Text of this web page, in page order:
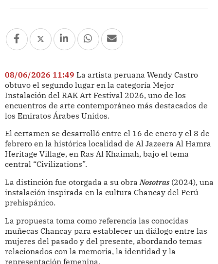
08/06/2026 11:49 La artista peruana Wendy Castro
obtuvo el segundo lugar en la categoría Mejor
Instalación del RAK Art Festival 2026, uno de los
encuentros de arte contemporáneo más destacados de
los Emiratos Árabes Unidos.
El certamen se desarrolló entre el 16 de enero y el 8 de
febrero en la histórica localidad de Al Jazeera Al Hamra
Heritage Village, en Ras Al Khaimah, bajo el tema
central “Civilizations”.
La distinción fue otorgada a su obraNosotras(2024), una
instalación inspirada en la cultura Chancay del Perú
prehispánico.
La propuesta toma como referencia las conocidas
muñecas Chancay para establecer un diálogo entre las
mujeres del pasado y del presente, abordando temas
relacionados con la memoria, la identidad y la
representación femenina.